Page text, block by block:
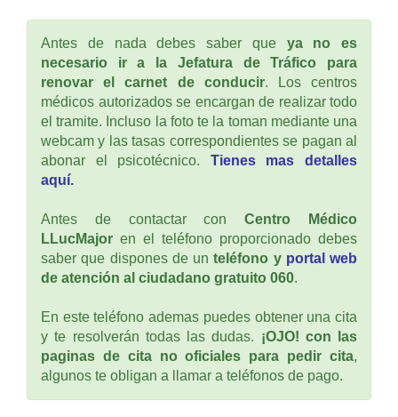
Antes de nada debes saber que ya no es
necesario ir a la Jefatura de Tráfico para
renovar el carnet de conducir. Los centros
médicos autorizados se encargan de realizar todo
el tramite. Incluso la foto te la toman mediante una
webcam y las tasas correspondientes se pagan al
abonar el psicotécnico. Tienes mas detalles
aquí.
Antes de contactar conCentro Médico
LLucMajor en el teléfono proporcionado debes
saber que dispones de unteléfono y portal web
de atención al ciudadano gratuito 060.
En este teléfono ademas puedes obtener una cita
y te resolverán todas las dudas. ¡OJO! con las
paginas de cita no oficiales para pedir cita,
algunos te obligan a llamar a teléfonos de pago.